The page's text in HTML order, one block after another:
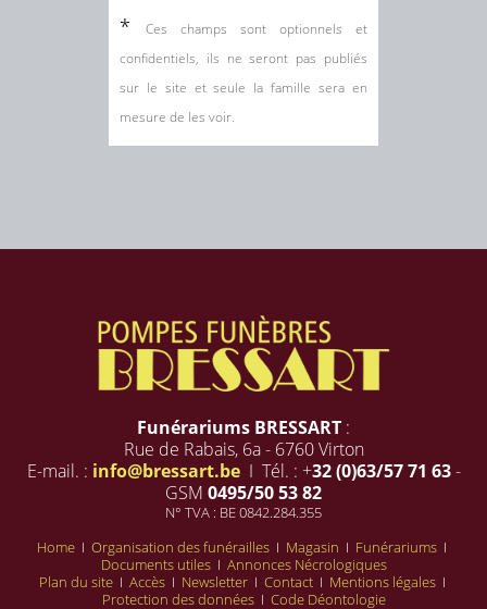
*Ces champs sont optionnels et
confidentiels, ils ne seront pas publiés
sur le site et seule la famille sera en
mesure de les voir.
Funérariums BRESSART :
Rue de Rabais, 6a - 6760 Virton
E-mail. : info@bressart.beI Tél. : +32 (0)63/57 71 63-
GSM 0495/50 53 82
N° TVA : BE 0842.284.355
Home I Organisation des funérailles I Magasin I Funérariums I
Documents utiles I Annonces Nécrologiques
Plan du site I Accès I Newsletter I Contact I Mentions légales I
Protection des données I Code Déontologie